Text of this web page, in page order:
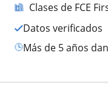
Clases de FCE
Datos verificados
más de 5 años